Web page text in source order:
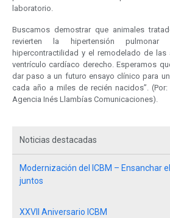
laboratorio.
Buscamos demostrar que animales
revierten la hipertensión pulmonar
hipercontractilidad y el remodelado de las
ventrículo cardíaco derecho. Esperamos
dar paso a un futuro ensayo clínico para
cada año a miles de recién nacidos”. (Por:
Agencia Inés Llambías Comunicaciones).
Noticias destacadas
Modernización del ICBM – Ensanchar
juntos
XXVII Aniversario ICBM